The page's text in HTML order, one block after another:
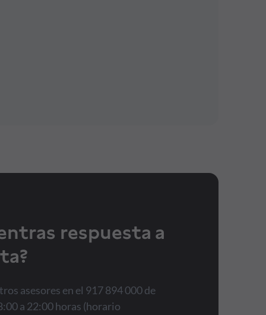
respuesta a
asesores en el 917 894 000 de
a 22:00 horas (horario